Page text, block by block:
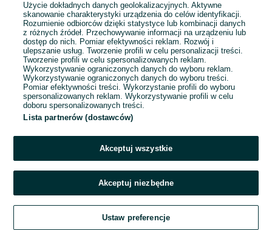
Przejdź na stronę główną
Użycie dokładnych danych geolokalizacyjnych. Aktywne
skanowanie charakterystyki urządzenia do celów identyfikacji.
Rozumienie odbiorców dzięki statystyce lub kombinacji danych
z różnych źródeł. Przechowywanie informacji na urządzeniu lub
dostęp do nich. Pomiar efektywności reklam. Rozwój i
ulepszanie usług. Tworzenie profili w celu personalizacji treści.
Tworzenie profili w celu spersonalizowanych reklam.
Wykorzystywanie ograniczonych danych do wyboru reklam.
Wykorzystywanie ograniczonych danych do wyboru treści.
Pomiar efektywności treści. Wykorzystanie profili do wyboru
spersonalizowanych reklam. Wykorzystywanie profili w celu
doboru spersonalizowanych treści.
Lista partnerów (dostawców)
Akceptuj wszystkie
Akceptuj niezbędne
Ustaw preferencje